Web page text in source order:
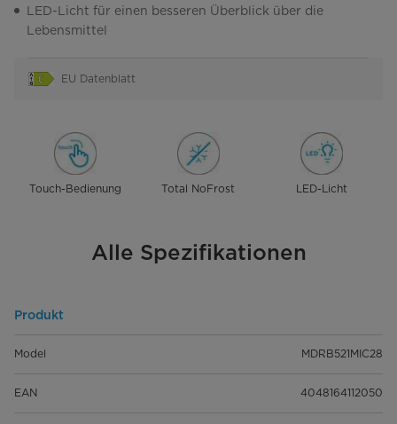
LED-Licht für einen besseren Überblick über die
Lebensmittel
EU Datenblatt
Touch-Bedienung Total NoFrost LED-Licht
Alle Spezifikationen
Produkt
Model MDRB521MIC28
EAN 4048164112050